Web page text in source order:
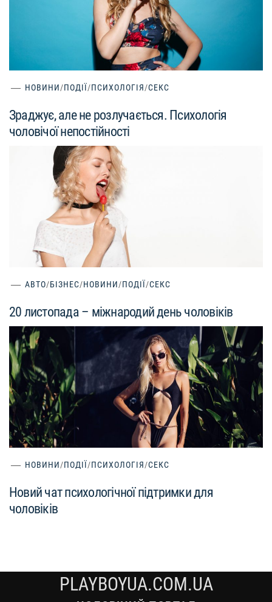
НОВИНИ/ПОДІЇ/ПСИХОЛОГІЯ/СЕКС
Зраджує, але не розлучається. Психологія
чоловічої непостійності
АВТО/БІЗНЕС/НОВИНИ/ПОДІЇ/СЕКС
20 листопада – міжнародий день чоловіків
НОВИНИ/ПОДІЇ/ПСИХОЛОГІЯ/СЕКС
Новий чат психологічної підтримки для
чоловіків
PLAYBOYUA.COM.UA